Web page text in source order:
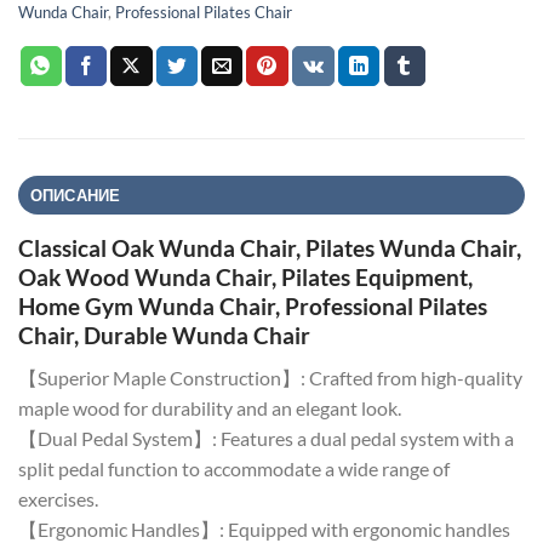
Wunda Chair, Professional Pilates Chair
ОПИСАНИЕ
Classical Oak Wunda Chair, Pilates Wunda Chair,
Oak Wood Wunda Chair, Pilates Equipment,
Home Gym Wunda Chair, Professional Pilates
Chair, Durable Wunda Chair
【Superior Maple Construction】: Crafted from high-quality
maple wood for durability and an elegant look.
【Dual Pedal System】: Features a dual pedal system with a
split pedal function to accommodate a wide range of
exercises.
【Ergonomic Handles】: Equipped with ergonomic handles